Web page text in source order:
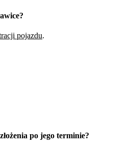
pojazdu.
po jego terminie?